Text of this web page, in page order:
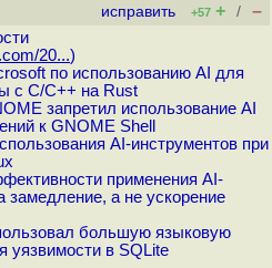
исправить +57 + / –
20...)
по использованию AI для
с C/C++ на Rust
запретил использование AI
к GNOME Shell
AI-инструментов при
применения AI-
замедление, а не ускорение
большую языковую
уязвимости в SQLite